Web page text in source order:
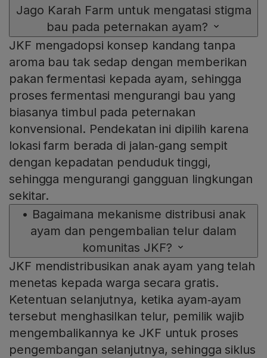
Jago Karah Farm untuk mengatasi stigma
bau pada peternakan ayam?
JKF mengadopsi konsep kandang tanpa
aroma bau tak sedap dengan memberikan
pakan fermentasi kepada ayam, sehingga
proses fermentasi mengurangi bau yang
biasanya timbul pada peternakan
konvensional. Pendekatan ini dipilih karena
lokasi farm berada di jalan‑gang sempit
dengan kepadatan penduduk tinggi,
sehingga mengurangi gangguan lingkungan
sekitar.
• Bagaimana mekanisme distribusi anak
ayam dan pengembalian telur dalam
komunitas JKF?
JKF mendistribusikan anak ayam yang telah
menetas kepada warga secara gratis.
Ketentuan selanjutnya, ketika ayam‑ayam
tersebut menghasilkan telur, pemilik wajib
mengembalikannya ke JKF untuk proses
pengembangan selanjutnya, sehingga siklus